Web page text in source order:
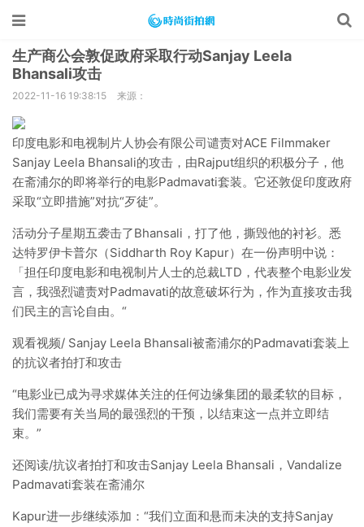
生产商公会敦促政府采取行动Sanjay Leela
Bhansali攻击
2022-11-16 19:38:15 来源：
印度电影和电视制片人协会有限公司谴责对ACE Filmmaker
Sanjay Leela Bhansali的攻击，由Rajput组织的积极分子，他
在斋浦尔的即将举行的电影Padmavati套装。它还敦促印度政府
采取“立即措施”对抗“歹徒”。
活动分子星期五袭击了Bhansali，打了他，撕毁他的衬衫。悉
达特罗伊卡普尔（Siddharth Roy Kapur）在一份声明中说：
「担任印度电影和电视制片人士的总裁LTD，代表整个电影业发
言，我强烈谴责对Padmavati的故意破坏行为，作为直接攻击我
们民主的言论自由。“
观看视频/ Sanjay Leela Bhansali被斋浦尔的Padmavati套装上
的抗议者拍打和攻击
“电影业已成为寻求媒体关注的任何边缘集团的最柔软的目标，
我们需要有关当局的最强烈的干预，以结束这一点并立即结
束。”
还阅读/抗议者拍打和攻击Sanjay Leela Bhansali，Vandalize
Padmavati套装在斋浦尔
Kapur进一步继续添加：“我们立面和悬而未决的支持Sanjay